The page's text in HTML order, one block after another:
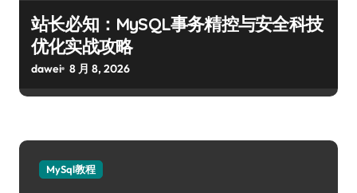
站长必知：MySQL事务精控与安全科技
优化实战攻略
dawei 8 月 8, 2026
MySql教程